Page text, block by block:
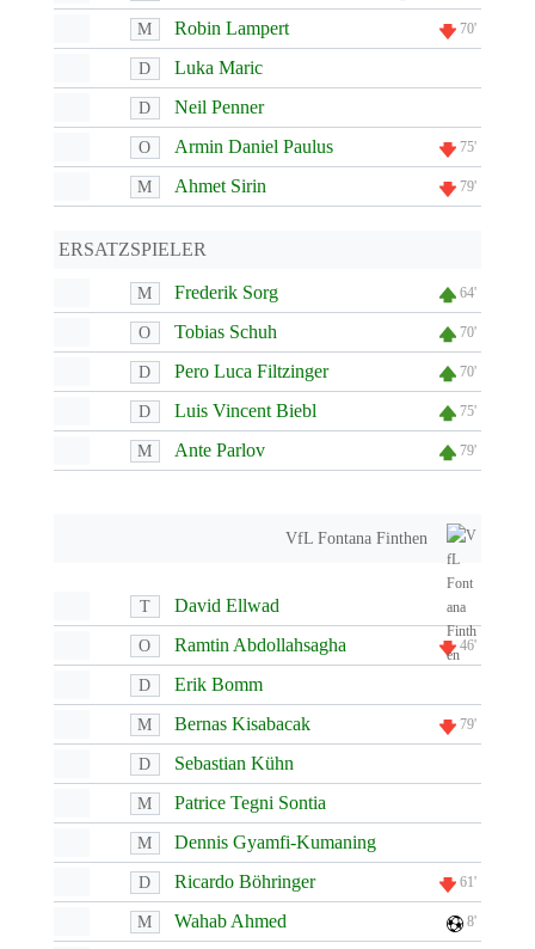
M Robin Lampert 70'
D Luka Maric
D Neil Penner
O Armin Daniel Paulus 75'
M Ahmet Sirin 79'
ERSATZSPIELER
M Frederik Sorg 64'
O Tobias Schuh 70'
D Pero Luca Filtzinger 70'
D Luis Vincent Biebl 75'
M Ante Parlov 79'
VfL Fontana Finthen
T David Ellwad
O Ramtin Abdollahsagha 46'
D Erik Bomm
M Bernas Kisabacak 79'
D Sebastian Kühn
M Patrice Tegni Sontia
M Dennis Gyamfi-Kumaning
D Ricardo Böhringer 61'
M Wahab Ahmed 8'